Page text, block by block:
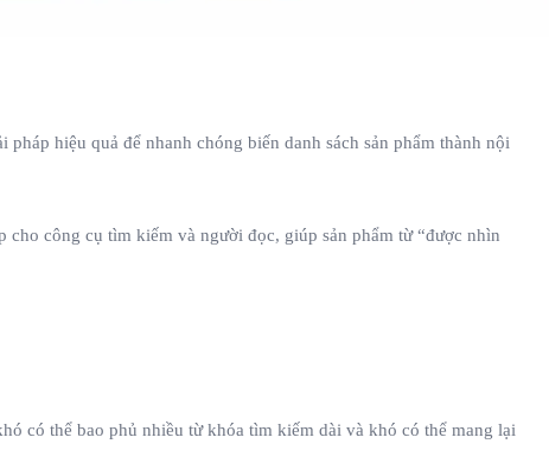
hiệu quả để nhanh chóng biến danh sách sản phẩm thành nội
cho công cụ tìm kiếm và người đọc, giúp sản phẩm từ “được nhìn
có thể bao phủ nhiều từ khóa tìm kiếm dài và khó có thể mang lại